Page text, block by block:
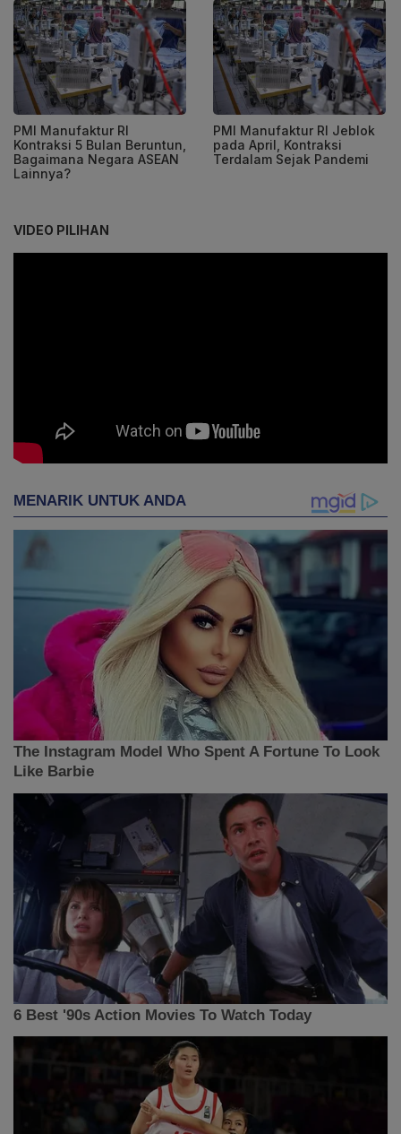
PMI Manufaktur RI
Kontraksi 5 Bulan Beruntun,
Bagaimana Negara ASEAN
Lainnya?
PMI Manufaktur RI Jeblok
pada April, Kontraksi
Terdalam Sejak Pandemi
VIDEO PILIHAN